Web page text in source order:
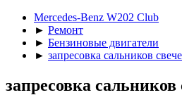
Mercedes-Benz W202 Club
► Ремонт
► Бензиновые двигатели
► запресовка сальников
запресовка сальников